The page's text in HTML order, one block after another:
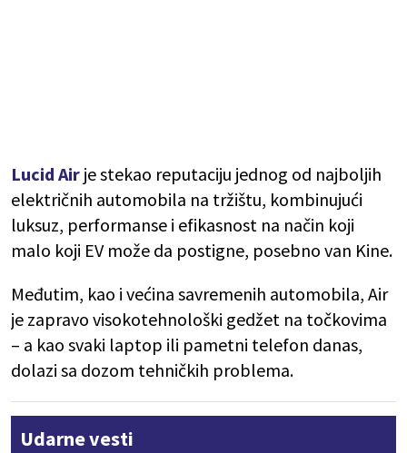
Lucid Air je stekao reputaciju jednog od najboljih
električnih automobila na tržištu, kombinujući
luksuz, performanse i efikasnost na način koji
malo koji EV može da postigne, posebno van Kine.
Međutim, kao i većina savremenih automobila, Air
je zapravo visokotehnološki gedžet na točkovima
– a kao svaki laptop ili pametni telefon danas,
dolazi sa dozom tehničkih problema.
Udarne vesti